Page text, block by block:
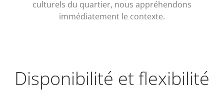
culturels du quartier, nous appréhendons
immédiatement le contexte.
Disponibilité et flexibilité